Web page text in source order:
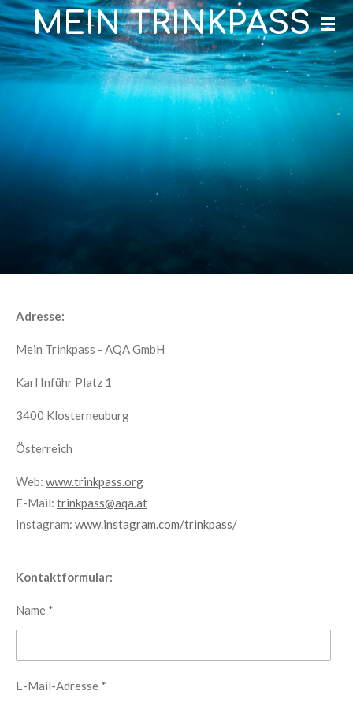
Zum
Hauptinhalt
springen
MEIN TRINKPASS
Adresse:
Mein Trinkpass - AQA GmbH
Karl Inführ Platz 1
3400 Klosterneuburg
Österreich
Web: www.trinkpass.org
E-Mail: trinkpass@aqa.at
Instagram: www.instagram.com/trinkpass/
Kontaktformular:
Name *
E-Mail-Adresse *